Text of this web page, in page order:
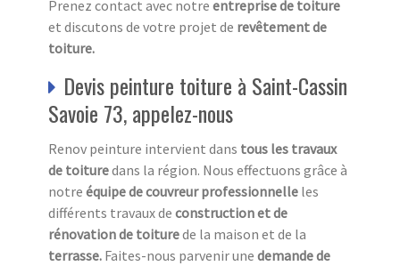
Prenez contact avec notre entreprise de toiture
et discutons de votre projet de revêtement de
toiture.
Devis peinture toiture à Saint-Cassin
Savoie 73, appelez-nous
Renov peinture intervient dans tous les travaux
de toituredans la région. Nous effectuons grâce à
notre équipe de couvreur professionnelle les
différents travaux de construction et de
rénovation de toiturede la maison et de la
terrasse. Faites-nous parvenir une demande de